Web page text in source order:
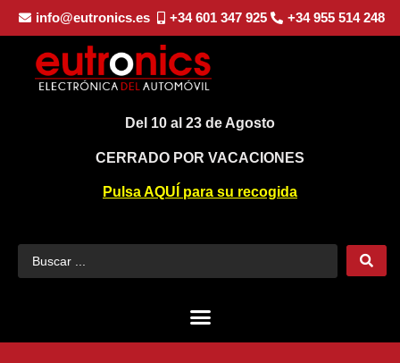
info@eutronics.es +34 601 347 925 +34 955 514 248
Del 10 al 23 de Agosto
CERRADO POR VACACIONES
Pulsa AQUÍ para su recogida